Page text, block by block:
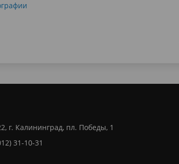
г. Калининград, пл. Победы, 1
31-10-31